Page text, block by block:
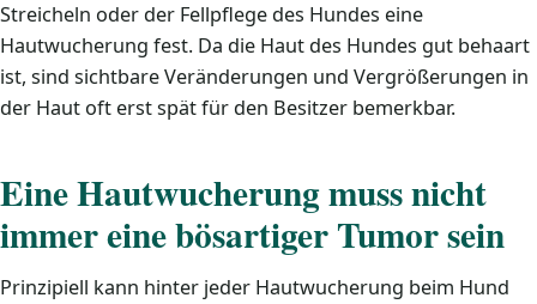
Streicheln oder der Fellpflege des Hundes eine
Hautwucherung fest. Da die Haut des Hundes gut behaart
ist, sind sichtbare Veränderungen und Vergrößerungen in
der Haut oft erst spät für den Besitzer bemerkbar.
Eine Hautwucherung muss nicht
immer eine bösartiger Tumor sein
Prinzipiell kann hinter jeder Hautwucherung beim Hund